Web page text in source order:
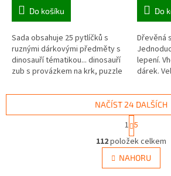
Do košíku
Sada obsahuje 25 pytlíčků s
ruznými dárkovými předměty s
dinosauří tématikou... dinosauří
zub s provázkem na krk, puzzle
nalepovací textilní nášivky,...
Do
Dřevěná
lepení.
dárek.
délku a
O
v
l
á
NAČÍST 24 DALŠÍCH
S
t
r
á
n
k
1 5
112položek celkem
NAHORU